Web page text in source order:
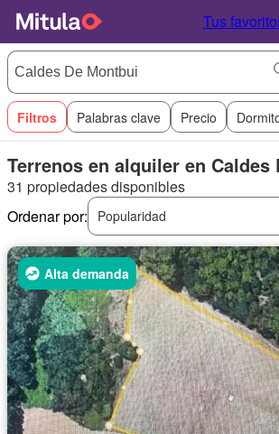
Tus
Filtros Palabras clave Precio
Terrenos en alquiler en Caldes
31 propiedades disponibles
Ordenar por:
Popularidad
Alta demanda